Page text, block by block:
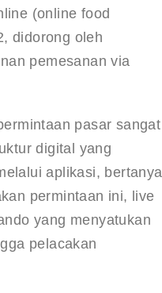
(online food
didorong oleh
pemesanan via
pasar sangat
digital yang
aplikasi, bertanya
permintaan ini, live
yang menyatukan
pelacakan